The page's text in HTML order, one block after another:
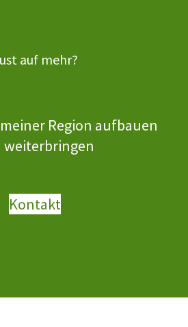
auf mehr?
Region aufbauen
weiterbringen
Kontakt